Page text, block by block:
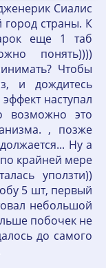
Сиалис
город страны. К
еще 1 таб
понять))))
Чтобы
и дождитесь
наступал
возможно это
, позже
Ну а
крайней мере
уползти))
5 шт, первый
небольшой
побочек не
до самого